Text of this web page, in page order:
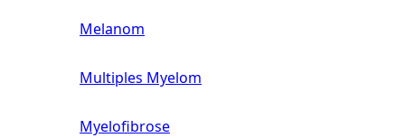
Melanom
Multiples Myelom
Myelofibrose